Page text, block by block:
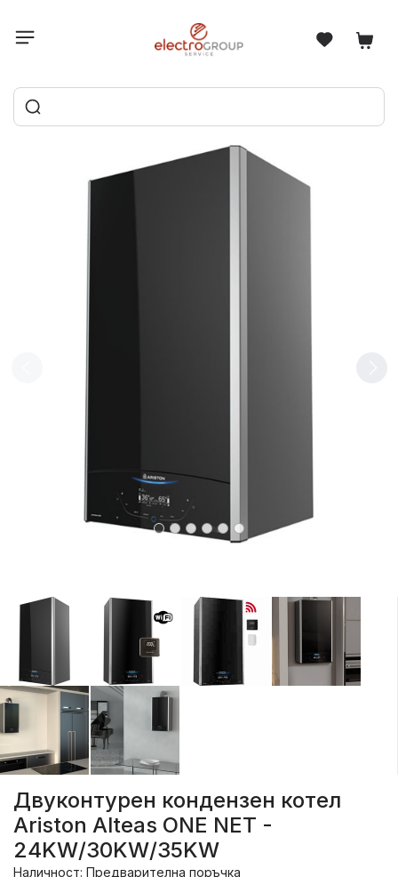
Двуконтурен кондензен котел
Ariston Alteas ONE NET -
24KW/30KW/35KW
Наличност: Предварителна поръчка